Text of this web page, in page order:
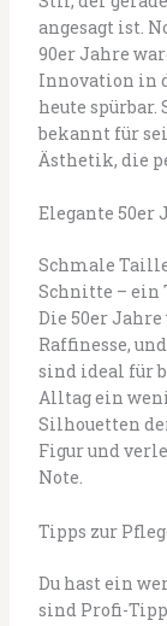
angesagt ist.
90er Jahre
Innovation in
heute spürbar.
bekannt für
Ästhetik, die
Elegante 50er
Schmale
Schnitte – ein
Die 50er
Raffinesse,
sind ideal für
Alltag ein
Silhouetten
Figur und
Note.
Tipps zur
Du hast ein
sind Profi-